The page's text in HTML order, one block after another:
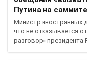
Путина на
Министр иностранных
что не отказывается
разговор» президента